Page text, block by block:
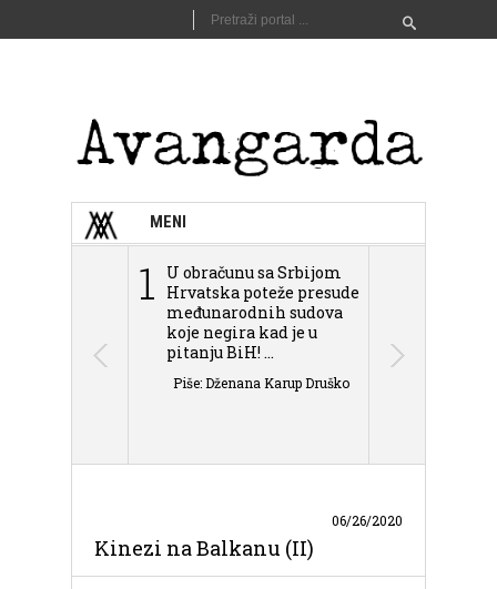
MENI
1
U obračunu sa Srbijom
Hrvatska poteže presude
međunarodnih sudova
koje negira kad je u
pitanju BiH! ...
Piše: Dženana Karup Druško
Kinezi na Balkanu (II)
06/26/2020